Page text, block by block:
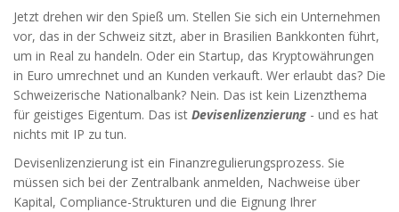
Jetzt drehen wir den Spieß um. Stellen Sie sich ein Unternehmen
vor, das in der Schweiz sitzt, aber in Brasilien Bankkonten führt,
um in Real zu handeln. Oder ein Startup, das Kryptowährungen
in Euro umrechnet und an Kunden verkauft. Wer erlaubt das? Die
Schweizerische Nationalbank? Nein. Das ist kein Lizenzthema
für geistiges Eigentum. Das ist Devisenlizenzierung - und es hat
nichts mit IP zu tun.
Devisenlizenzierung ist ein Finanzregulierungsprozess. Sie
müssen sich bei der Zentralbank anmelden, Nachweise über
Kapital, Compliance-Strukturen und die Eignung Ihrer